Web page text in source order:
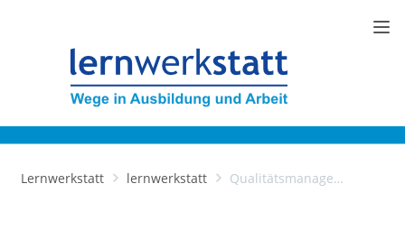
Lernwerkstatt lernwerkstatt Qualitätsmanagement